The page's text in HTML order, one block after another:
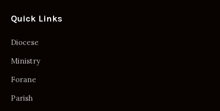
Quick Links
Diocese
Ministry
Forane
Parish